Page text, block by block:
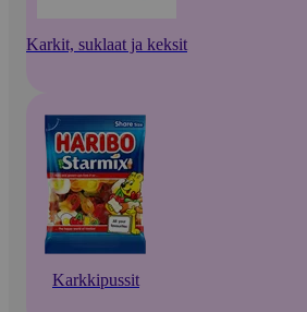
Karkit, suklaat ja keksit
Karkkipussit